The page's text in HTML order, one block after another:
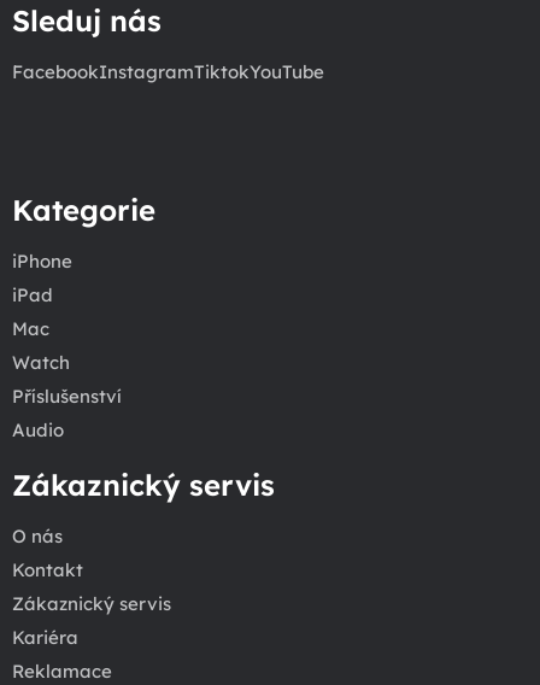
Sleduj nás
FacebookInstagramTiktokYouTube
Kategorie
iPhone
iPad
Mac
Watch
Příslušenství
Audio
Zákaznický servis
O nás
Kontakt
Zákaznický servis
Kariéra
Reklamace